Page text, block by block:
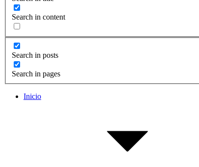
Search in content
Search in posts
Search in pages
Inicio